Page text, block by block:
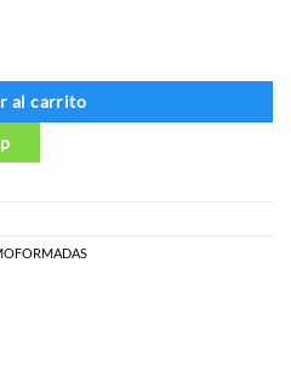
al carrito